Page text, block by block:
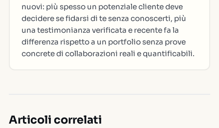
nuovi: più spesso un potenziale cliente deve
decidere se fidarsi di te senza conoscerti, più
una testimonianza verificata e recente fa la
differenza rispetto a un portfolio senza prove
concrete di collaborazioni reali e quantificabili.
Articoli correlati